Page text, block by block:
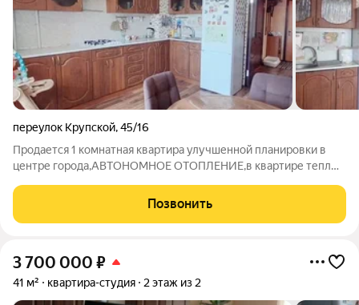
переулок Крупской,45/16
Продается 1 комнатная квартира улучшенной планировки в
центре города,АВТОНОМНОЕ ОТОПЛЕНИЕ,в квартире теплые
остеклен евро. Подходит семейная ипотека. номер в базе
100,7
Позвонить
3 700 000 ₽
41 м² квартира-студия 2 этаж из 2